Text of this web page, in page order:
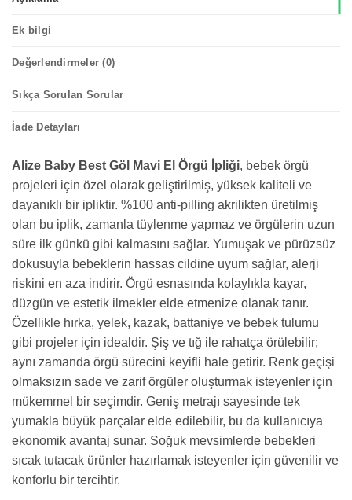
Ek bilgi
Değerlendirmeler (0)
Sıkça Sorulan Sorular
İade Detayları
Alize Baby Best Göl Mavi El Örgü İpliği, bebek örgü
projeleri için özel olarak geliştirilmiş, yüksek kaliteli ve
dayanıklı bir ipliktir. %100 anti-pilling akrilikten üretilmiş
olan bu iplik, zamanla tüylenme yapmaz ve örgülerin uzun
süre ilk günkü gibi kalmasını sağlar. Yumuşak ve pürüzsüz
dokusuyla bebeklerin hassas cildine uyum sağlar, alerji
riskini en aza indirir. Örgü esnasında kolaylıkla kayar,
düzgün ve estetik ilmekler elde etmenize olanak tanır.
Özellikle hırka, yelek, kazak, battaniye ve bebek tulumu
gibi projeler için idealdir. Şiş ve tığ ile rahatça örülebilir;
aynı zamanda örgü sürecini keyifli hale getirir. Renk geçişi
olmaksızın sade ve zarif örgüler oluşturmak isteyenler için
mükemmel bir seçimdir. Geniş metrajı sayesinde tek
yumakla büyük parçalar elde edilebilir, bu da kullanıcıya
ekonomik avantaj sunar. Soğuk mevsimlerde bebekleri
sıcak tutacak ürünler hazırlamak isteyenler için güvenilir ve
konforlu bir tercihtir.